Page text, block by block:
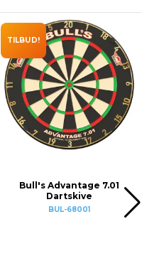
TILBUD!
Bull's Advantage 7.01
Dartskive
BUL-68001